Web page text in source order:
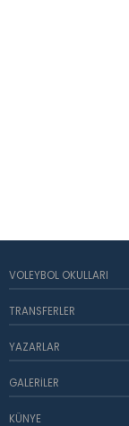
VOLEYBOL OKULLARI
TRANSFERLER
YAZARLAR
GALERILER
KÜNYE